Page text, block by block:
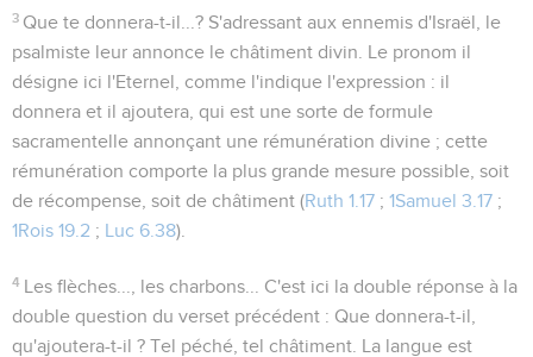
3 Que te donnera-t-il...? S'adressant aux ennemis d'Israël, le
psalmiste leur annonce le châtiment divin. Le pronom il
désigne ici l'Eternel, comme l'indique l'expression : il
donnera et il ajoutera , qui est une sorte de formule
sacramentelle annonçant une rémunération divine ; cette
rémunération comporte la plus grande mesure possible, soit
de récompense, soit de châtiment (Ruth 1.17 ; 1Samuel 3.17 ;
1Rois 19.2 ; Luc 6.38).
4 Les flèches..., les charbons...
C'est ici la double réponse à la
double question du verset précédent : Que donnera-t-il,
qu'ajoutera-t-il ? Tel péché, tel châtiment. La langue est